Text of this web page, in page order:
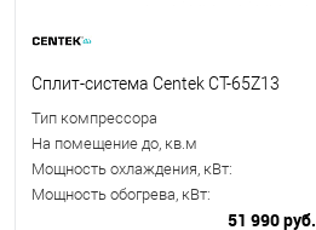
Сплит-система Centek CT-65Z13
Тип компрессора
На помещение до, кв.м
Мощность охлаждения, кВт:
Мощность обогрева, кВт:
51 990 руб.